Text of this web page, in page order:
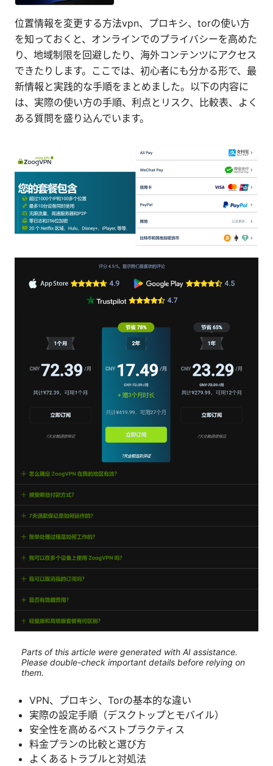
位置情報を変更する方法vpn、プロキシ、torの使い方
を知っておくと、オンラインでのプライバシーを高めた
り、地域制限を回避したり、海外コンテンツにアクセス
できたりします。ここでは、初心者にも分かる形で、最
新情報と実践的な手順をまとめました。以下の内容に
は、実際の使い方の手順、利点とリスク、比較表、よく
ある質問を盛り込んでいます。
Parts of this article were generated with AI assistance.
Please double-check important details before relying on
them.
VPN、プロキシ、Torの基本的な違い
実際の設定手順（デスクトップとモバイル）
安全性を高めるベストプラクティス
料金プランの比較と選び方
よくあるトラブルと対処法